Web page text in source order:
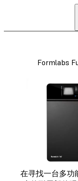
Formlabs
在寻找一台多功